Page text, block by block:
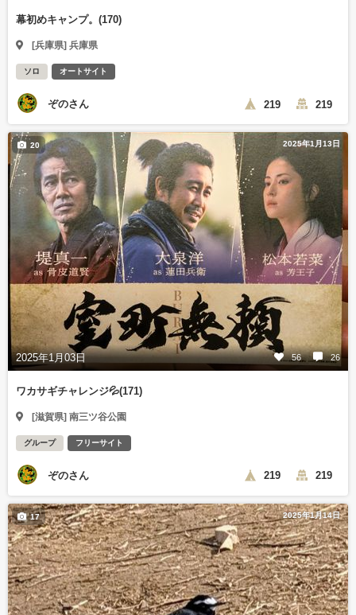
幕初めキャンプ。(170)
[兵庫県] 兵庫県
ソロ オートサイト
ぞのさん 219 219
2025年1月13日
2025年1月03日 56 26
20
ワカサギチャレンジ💦(171)
[滋賀県] 南三ツ谷公園
グループ フリーサイト
ぞのさん 219 219
2025年1月14日
17